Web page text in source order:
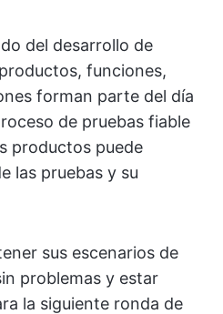
del desarrollo de
funciones,
forman parte del día
de pruebas fiable
productos puede
las pruebas y su
sus escenarios de
problemas y estar
la siguiente ronda de